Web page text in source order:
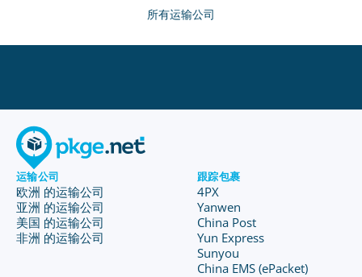
所有运输公司
运输公司
欧洲 的运输公司
亚洲 的运输公司
美国 的运输公司
非洲 的运输公司
跟踪包裹
4PX
Yanwen
China Post
Yun Express
Sunyou
China EMS (ePacket)